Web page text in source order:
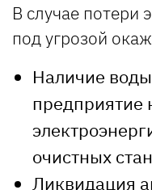
В случае потери
под угрозой
Наличие
предприятие
очистных
Ликвидация